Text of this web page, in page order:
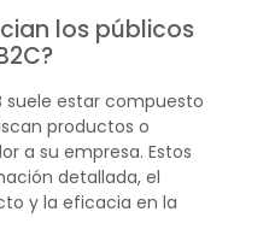
los públicos
suele estar compuesto
productos o
a su empresa. Estos
detallada, el
y la eficacia en la